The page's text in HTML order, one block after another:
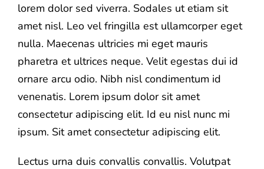
lorem dolor sed viverra. Sodales ut etiam sit
amet nisl. Leo vel fringilla est ullamcorper eget
nulla. Maecenas ultricies mi eget mauris
pharetra et ultrices neque. Velit egestas dui id
ornare arcu odio. Nibh nisl condimentum id
venenatis. Lorem ipsum dolor sit amet
consectetur adipiscing elit. Id eu nisl nunc mi
ipsum. Sit amet consectetur adipiscing elit.
Lectus urna duis convallis convallis. Volutpat